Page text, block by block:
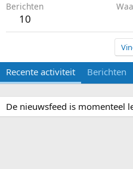
Berichten
10
Recente activiteit Berichten
De nieuwsfeed is momenteel